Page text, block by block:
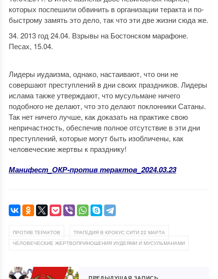
которых поспешили обвинить в организации теракта и по-
быстрому замять это дело, так что эти две жизни сюда же.
2013 год 24.04. Взрывы на Бостонском марафоне.
Песах, 15.04.
Лидеры иудаизма, однако, настаивают, что они не
совершают преступлений в дни своих праздников. Лидеры
ислама также утверждают, что мусульмане ничего
подобного не делают, что это делают поклонники Сатаны.
Так нет ничего лучше, как доказать на практике свою
непричастность, обеспечив полное отсутствие в эти дни
преступлений, которые могут быть изобличены, как
человеческие жертвы к празднику!
Манифест_ОКР-против терактов_2024.03.23
ПРОТИВ ТЕРАКТОВ ТРАГЕДИЯ В КРОКУС СИТИ 22 МАРТА
ЧЕЛОВЕЧЕСКИЕ ЖЕРТВОПРИНОШЕНИЯ ИУДЕЯМИ И МУСУЛЬМАНАМИ